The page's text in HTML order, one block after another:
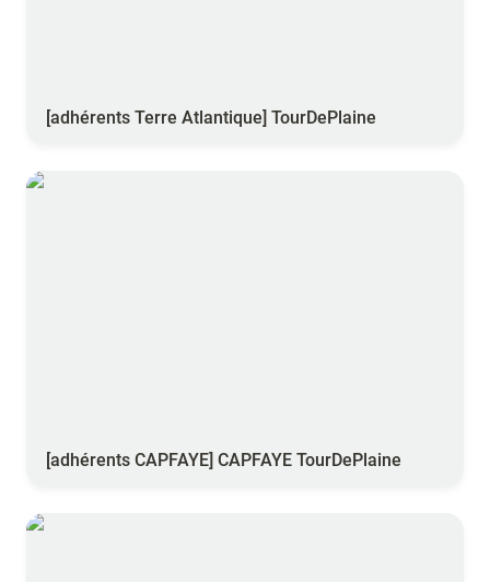
[adhérents Terre Atlantique] TourDePlaine
[adhérents CAPFAYE] CAPFAYE TourDePlaine
[adhérents CAPFAYE] CAPFAYE TourDePlaine
[adhérents Val de Gascogne] Modul’azote